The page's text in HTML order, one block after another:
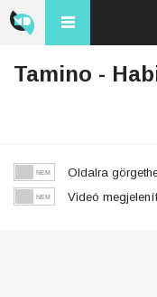
Tamino -
Oldalra
Videó